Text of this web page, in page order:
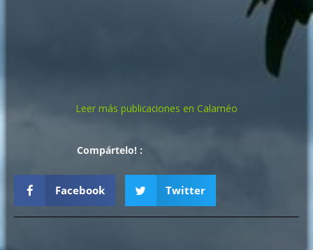
Leer más publicaciones en Calaméo
Compártelo! :
Facebook Twitter